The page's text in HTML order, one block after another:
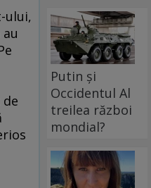
ului,
Putin și
Occidentul Al
treilea război
mondial?